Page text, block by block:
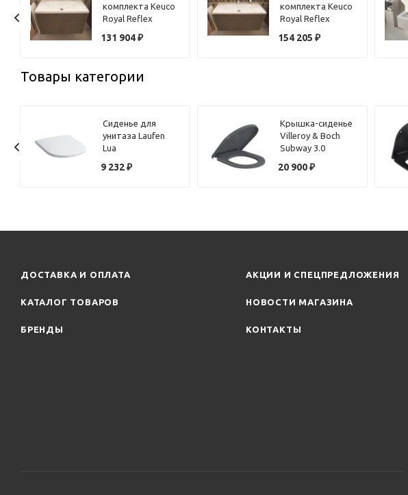
комплекта Keuco
Royal Reflex
131 904₽
комплекта Keuco
Royal Reflex
154 205 ₽
Товары категории
Сиденье для
унитаза Laufen
Lua
петли хром, с
9 232₽
Крышка-сиденье
Villeroy & Boch
Subway 3.0
микролифтом,
20 900₽
ДОСТАВКА И ОПЛАТА
КАТАЛОГ ТОВАРОВ
БРЕНДЫ
АКЦИИ И СПЕЦПРЕДЛОЖЕНИЯ
НОВОСТИ МАГАЗИНА
КОНТАКТЫ